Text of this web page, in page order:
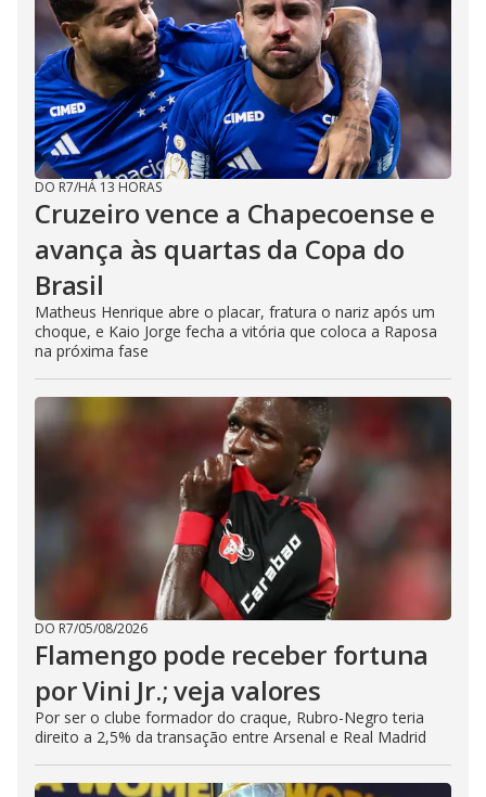
DO R7/HÁ 13 HORAS
Cruzeiro vence a Chapecoense e
avança às quartas da Copa do
Brasil
Matheus Henrique abre o placar, fratura o nariz após um
choque, e Kaio Jorge fecha a vitória que coloca a Raposa
na próxima fase
DO R7/05/08/2026
Flamengo pode receber fortuna
por Vini Jr.; veja valores
Por ser o clube formador do craque, Rubro-Negro teria
direito a 2,5% da transação entre Arsenal e Real Madrid